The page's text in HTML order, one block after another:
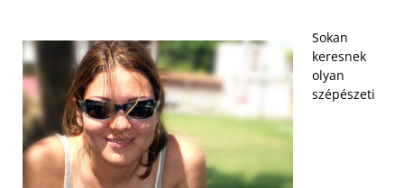
Sokan
keresnek
olyan
szépészeti